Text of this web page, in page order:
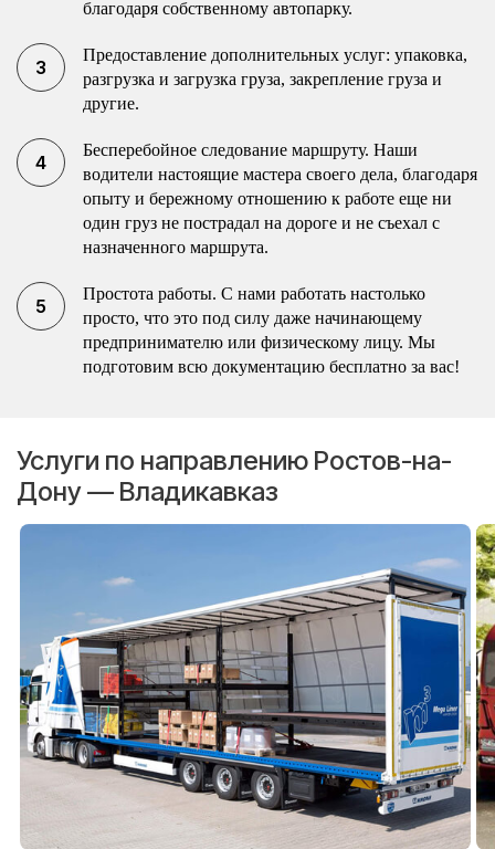
благодаря собственному автопарку.
Предоставление дополнительных услуг: упаковка,
разгрузка и загрузка груза, закрепление груза и
другие.
Бесперебойное следование маршруту. Наши
водители настоящие мастера своего дела, благодаря
опыту и бережному отношению к работе еще ни
один груз не пострадал на дороге и не съехал с
назначенного маршрута.
Простота работы. С нами работать настолько
просто, что это под силу даже начинающему
предпринимателю или физическому лицу. Мы
подготовим всю документацию бесплатно за вас!
Услуги по направлению Ростов-на-
Дону — Владикавказ